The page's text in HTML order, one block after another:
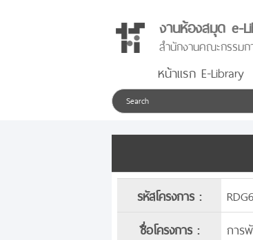
งานห้องสมุด e-
สำนักงานคณะกรรมก
หน้าแรก E-Library
รหัสโครงการ :
ชื่อโครงการ :
การ